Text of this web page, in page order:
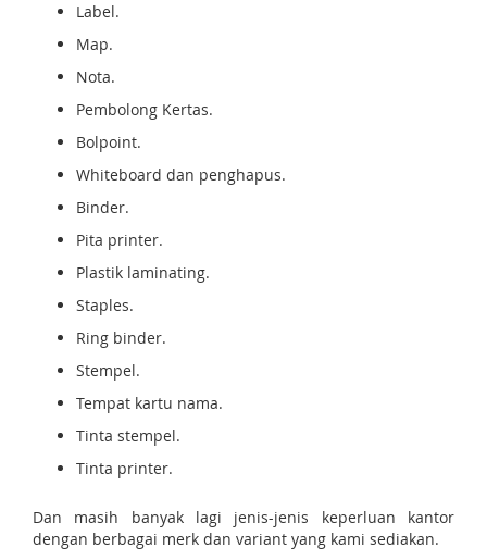
Label.
Map.
Nota.
Pembolong Kertas.
Bolpoint.
Whiteboard dan penghapus.
Binder.
Pita printer.
Plastik laminating.
Staples.
Ring binder.
Stempel.
Tempat kartu nama.
Tinta stempel.
Tinta printer.
Dan masih banyak lagi jenis-jenis keperluan kantor
dengan berbagai merk dan variant yang kami sediakan.